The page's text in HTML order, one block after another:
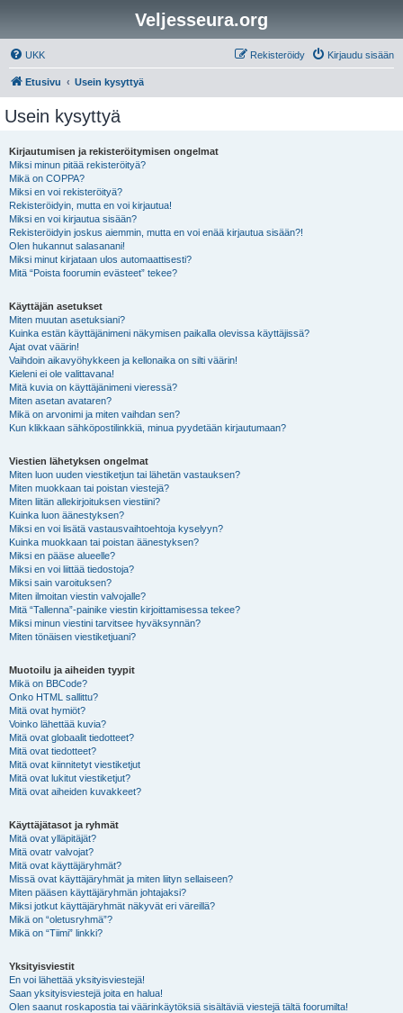
Veljesseura.org
UKK Kirjaudu sisään
Rekisteröidy
Etusivu Usein kysyttyä
Usein kysyttyä
Kirjautumisen ja rekisteröitymisen ongelmat
Miksi minun pitää rekisteröityä?
Mikä on COPPA?
Miksi en voi rekisteröityä?
Rekisteröidyin, mutta en voi kirjautua!
Miksi en voi kirjautua sisään?
Rekisteröidyin joskus aiemmin, mutta en voi enää kirjautua sisään?!
Olen hukannut salasanani!
Miksi minut kirjataan ulos automaattisesti?
Mitä “Poista foorumin evästeet” tekee?
Käyttäjän asetukset
Miten muutan asetuksiani?
Kuinka estän käyttäjänimeni näkymisen paikalla olevissa käyttäjissä?
Ajat ovat väärin!
Vaihdoin aikavyöhykkeen ja kellonaika on silti väärin!
Kieleni ei ole valittavana!
Mitä kuvia on käyttäjänimeni vieressä?
Miten asetan avataren?
Mikä on arvonimi ja miten vaihdan sen?
Kun klikkaan sähköpostilinkkiä, minua pyydetään kirjautumaan?
Viestien lähetyksen ongelmat
Miten luon uuden viestiketjun tai lähetän vastauksen?
Miten muokkaan tai poistan viestejä?
Miten liitän allekirjoituksen viestiini?
Kuinka luon äänestyksen?
Miksi en voi lisätä vastausvaihtoehtoja kyselyyn?
Kuinka muokkaan tai poistan äänestyksen?
Miksi en pääse alueelle?
Miksi en voi liittää tiedostoja?
Miksi sain varoituksen?
Miten ilmoitan viestin valvojalle?
Mitä “Tallenna”-painike viestin kirjoittamisessa tekee?
Miksi minun viestini tarvitsee hyväksynnän?
Miten tönäisen viestiketjuani?
Muotoilu ja aiheiden tyypit
Mikä on BBCode?
Onko HTML sallittu?
Mitä ovat hymiöt?
Voinko lähettää kuvia?
Mitä ovat globaalit tiedotteet?
Mitä ovat tiedotteet?
Mitä ovat kiinnitetyt viestiketjut
Mitä ovat lukitut viestiketjut?
Mitä ovat aiheiden kuvakkeet?
Käyttäjätasot ja ryhmät
Mitä ovat ylläpitäjät?
Mitä ovatr valvojat?
Mitä ovat käyttäjäryhmät?
Missä ovat käyttäjäryhmät ja miten liityn sellaiseen?
Miten pääsen käyttäjäryhmän johtajaksi?
Miksi jotkut käyttäjäryhmät näkyvät eri väreillä?
Mikä on “oletusryhmä”?
Mikä on “Tiimi” linkki?
Yksityisviestit
En voi lähettää yksityisviestejä!
Saan yksityisviestejä joita en halua!
Olen saanut roskapostia tai väärinkäytöksiä sisältäviä viestejä tältä foorumilta!